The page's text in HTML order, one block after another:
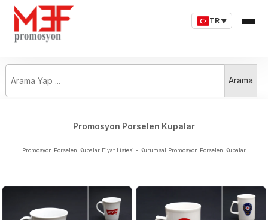
TR ▼
Arama Yap ...
Arama
Promosyon Porselen Kupalar
Promosyon Porselen Kupalar Fiyat Listesi - Kurumsal Promosyon Porselen Kupalar